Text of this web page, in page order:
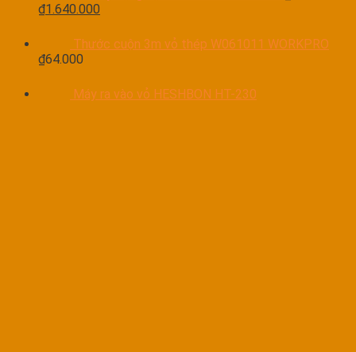
₫1.640.000
Thước cuộn 3m vỏ thép W061011 WORKPRO
₫64.000
Máy ra vào vỏ HESHBON HT-230